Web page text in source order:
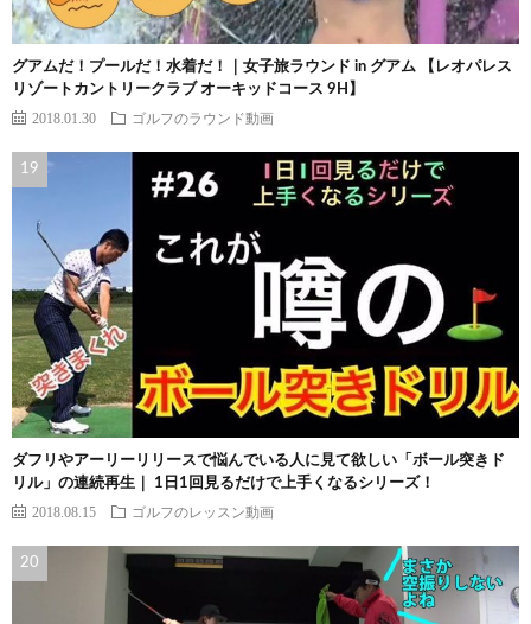
グアムだ！プールだ！水着だ！｜女子旅ラウンド in グアム 【レオパレス
リゾートカントリークラブ オーキッドコース 9H】
2018.01.30 ゴルフのラウンド動画
ダフリやアーリーリリースで悩んでいる人に見て欲しい「ボール突きド
リル」の連続再生｜ 1日1回見るだけで上手くなるシリーズ！
2018.08.15 ゴルフのレッスン動画